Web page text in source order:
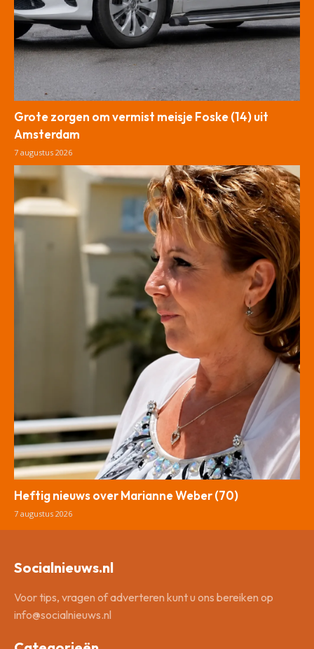
Grote zorgen om vermist meisje Foske (14) uit
Amsterdam
7 augustus 2026
Heftig nieuws over Marianne Weber (70)
7 augustus 2026
Socialnieuws.nl
Voor tips, vragen of adverteren kunt u ons bereiken op
info@socialnieuws.nl